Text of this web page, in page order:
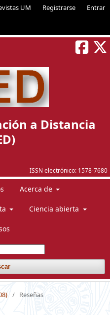
UM Registrarse Entrar
ISSN electrónico: 1578-7680
a Distancia
Acerca de
Ciencia abierta
/ Reseñas